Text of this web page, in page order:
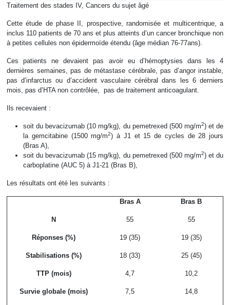
Traitement des stades IV, Cancers du sujet âgé
Cette étude de phase II, prospective, randomisée et multicentrique, a
inclus 110 patients de 70 ans et plus atteints d’un cancer bronchique non
à petites cellules non épidermoïde étendu (âge médian 76-77ans).
Ces patients ne devaient pas avoir eu d’hémoptysies dans les 4
dernières semaines, pas de métastase cérébrale, pas d’angor instable,
pas d’infarctus ou d’accident vasculaire cérébral dans les 6 derniers
mois, pas d’HTA non contrôlée, pas de traitement anticoagulant.
Ils recevaient :
soit du bevacizumab (10 mg/kg), du pemetrexed (500 mg/m2) et de
la gemcitabine (1500 mg/m2) à J1 et 15 de cycles de 28 jours
(Bras A),
soit du bevacizumab (15 mg/kg), du pemetrexed (500 mg/m2) et du
carboplatine (AUC 5) à J1-21 (Bras B),
Les résultats ont été les suivants :
Bras A Bras B
N 55 55
Réponses (%) 19 (35) 19 (35)
Stabilisations (%) 18 (33) 25 (45)
TTP (mois) 4,7 10,2
Survie globale (mois) 7,5 14,8